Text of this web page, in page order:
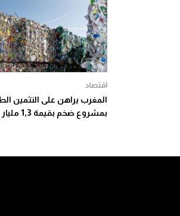
اقتصاد
المغرب يراهن على التثمين
بمشروع ضخم بقيمة 1,3 مليار يورو